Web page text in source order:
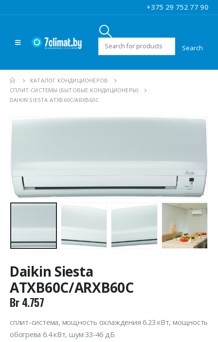
+375 29 752 77 90
Искать:
КАТАЛОГ КОНДИЦИОНЕРОВ
CПЛИТ-СИСТЕМЫ (БЫТОВЫЕ КОНДИЦИОНЕРЫ)
DAIKIN SIESTA ATXB60C/ARXB60C
Daikin Siesta
ATXB60C/ARXB60C
Br4.757
сплит-система, мощность охлаждения 6.23 кВт, мощность
обогрева 6.4 кВт, шум 33-46 дБ